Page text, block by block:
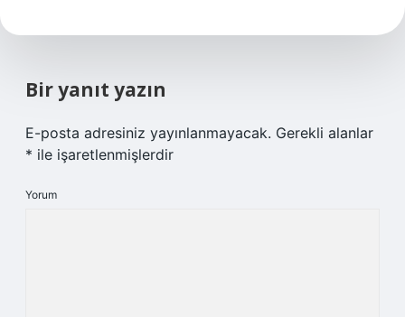
Bir yanıt yazın
E-posta adresiniz yayınlanmayacak. Gerekli alanlar
* ile işaretlenmişlerdir
Yorum